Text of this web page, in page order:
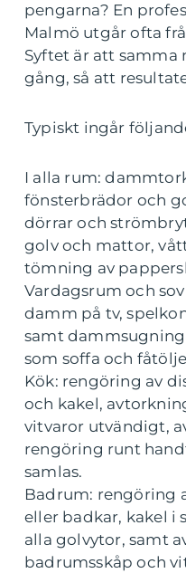
pengarna? En
Malmö utgår ofta
Syftet är att samma
gång, så att
Typiskt ingår
I alla rum:
fönsterbrädor och
dörrar och
golv och mattor,
tömning av
Vardagsrum och
damm på tv,
samt
som soffa och
Kök: rengöring av
och kakel,
vitvaror utvändigt,
rengöring runt
samlas.
Badrum: rengöring
eller badkar, kakel i
alla golvytor, samt
badrumsskåp och